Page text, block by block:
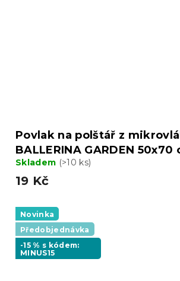
Povlak na polštář z
BALLERINA GARDEN
Skladem (>10 ks)
19 Kč
Novinka
Předobjednávka
-15 % s kódem:
MINUS15